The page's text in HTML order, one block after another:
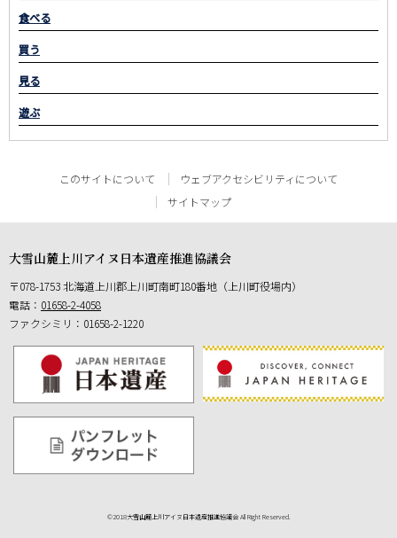
食べる
買う
見る
遊ぶ
このサイトについて
ウェブアクセシビリティについて
サイトマップ
大雪山麓上川アイヌ日本遺産推進協議会
郵
便
番
078-1753北海道上川郡上川町南町180番地（上川町役場内）
電話： 01658-2-4058
ファクシミリ：01658-2-1220
©2018大雪山麓上川アイヌ日本遺産推進協議会 All Right Reserved.